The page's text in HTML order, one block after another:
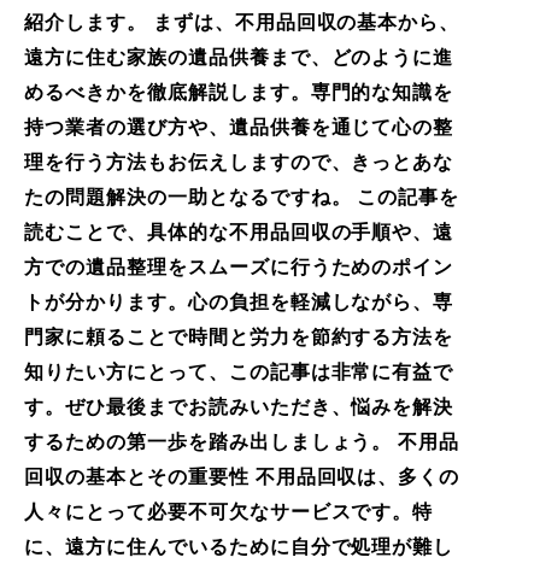
紹介します。 まずは、不用品回収の基本から、
遠方に住む家族の遺品供養まで、どのように進
めるべきかを徹底解説します。専門的な知識を
持つ業者の選び方や、遺品供養を通じて心の整
理を行う方法もお伝えしますので、きっとあな
たの問題解決の一助となるですね。 この記事を
読むことで、具体的な不用品回収の手順や、遠
方での遺品整理をスムーズに行うためのポイン
トが分かります。心の負担を軽減しながら、専
門家に頼ることで時間と労力を節約する方法を
知りたい方にとって、この記事は非常に有益で
す。ぜひ最後までお読みいただき、悩みを解決
するための第一歩を踏み出しましょう。 不用品
回収の基本とその重要性 不用品回収は、多くの
人々にとって必要不可欠なサービスです。特
に、遠方に住んでいるために自分で処理が難し